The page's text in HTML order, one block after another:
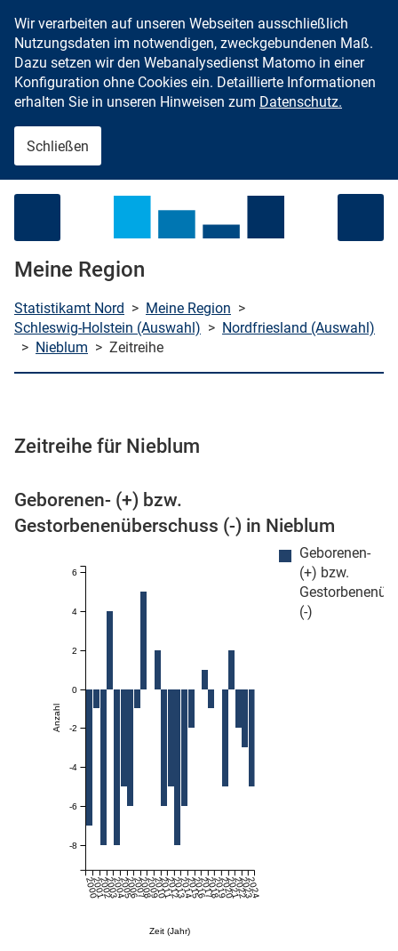
Zum Inhalt springen
Wir verarbeiten auf unseren Webseiten ausschließlich
Nutzungsdaten im notwendigen, zweckgebundenen Maß.
Dazu setzen wir den Webanalysedienst Matomo in einer
Konfiguration ohne Cookies ein. Detaillierte Informationen
erhalten Sie in unseren Hinweisen zum Datenschutz.
Schließen
Meine Region
Statistikamt Nord > Meine Region >
Schleswig-Holstein (Auswahl) > Nordfriesland (Auswahl)
> Nieblum > Zeitreihe
Zeitreihe für Nieblum
Geborenen- (+) bzw.
Gestorbenenüberschuss (-) in Nieblum
Geborenen-
(+) bzw.
(-)
Zeit (Jahr)
200020012002200320042005200620072008200920102011201220132014201520162017201820192020202120222023
2024
Anzahl
-8
-6
-4
-2
0
2
4
6